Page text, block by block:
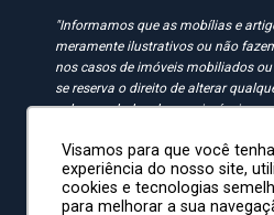
"Informamos que as mobílias e
meramente ilustrativos ou não
nos casos de imóveis mobiliados
se reserva o direito de alterar
valores e dados de seus imóveis
anunciado do condomínio e IPTU é
maior, menor ou mesmo passível
algum imóvel anunciado no site
devido à rotatividade. As
Visamos para que você
experiência do nosso site,
cookies e tecnologias
para melhorar a sua